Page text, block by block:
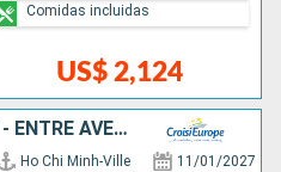
US$ 2,124
Comidas incluidas
LE MÉKONG AUTREMENT - ENTRE AVENTURE ET SITES INCONTOURNABLES
Ho Chi Minh-Ville 11/01/2027